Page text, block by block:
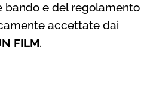
bando e del regolamento
accettate dai
FILM.